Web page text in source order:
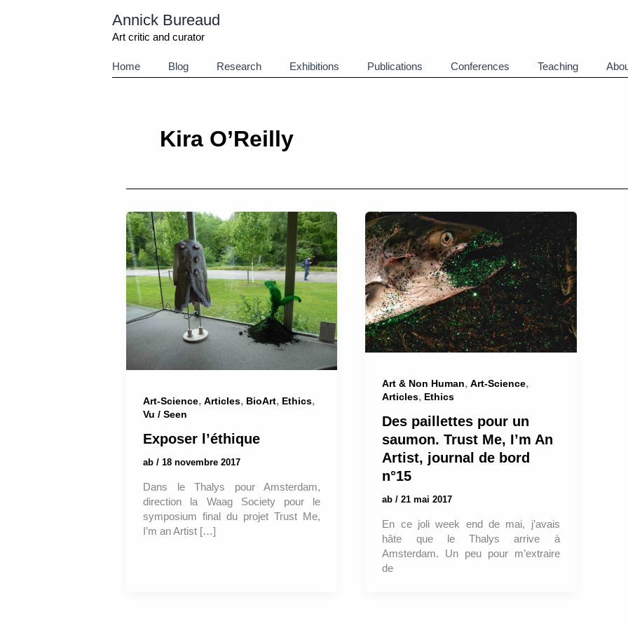
Annick Bureaud
Art critic and curator
Home Blog Research Exhibitions Publications Conferences Teaching
Kira O’Reilly
Art-Science, Articles, BioArt, Ethics,
Vu / Seen
Exposer l’éthique
ab / 18 novembre 2017
Dans le Thalys pour Amsterdam,
direction la Waag Society pour le
symposium final du projet Trust Me,
I’m an Artist […]
Art & Non Human,Art-Science,
Articles, Ethics
Des paillettes pour un
saumon. Trust Me, I’m An
Artist, journal de bord
n°15
ab/21 mai 2017
En ce joli week end de mai, j’avais
hâte que le Thalys arrive à
Amsterdam. Un peu pour m’extraire
de